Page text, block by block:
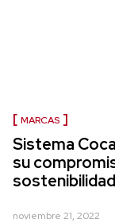
MARCAS
Sistema
su
sostenibilidad
noviembre 21, 2022